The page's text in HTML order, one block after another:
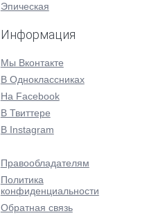
Эпическая
Информация
Мы Вконтакте
В Одноклассниках
На Facebook
В Твиттере
В Instagram
Правообладателям
Политика
конфиденциальности
Обратная связь